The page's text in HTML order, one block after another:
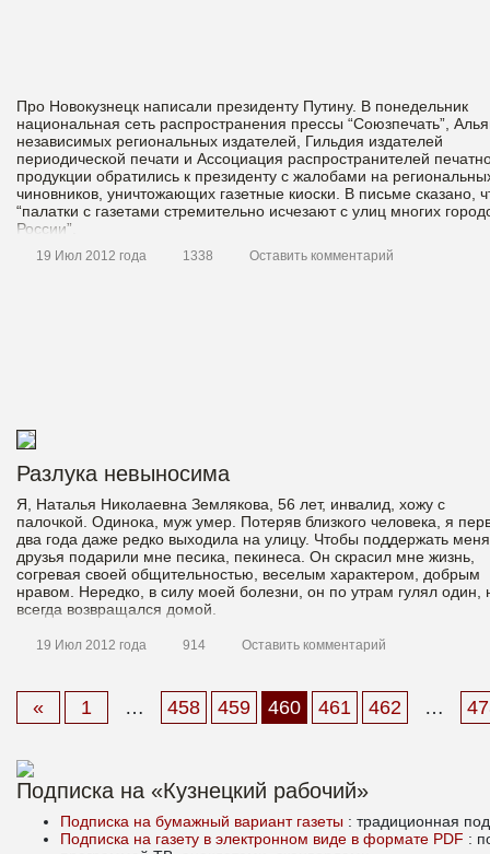
Про Новокузнецк написали президенту Путину. В понедельник
национальная сеть распространения прессы “Союзпечать”,
независимых региональных издателей, Гильдия издателей
периодической печати и Ассоциация распространителей
продукции обратились к президенту с жалобами на
чиновников, уничтожающих газетные киоски. В письме сказано,
“палатки с газетами стремительно исчезают с улиц многих
России”.
19 Июл 2012 года 1338 Оставить комментарий
Разлука невыносима
Я, Наталья Николаевна Землякова, 56 лет, инвалид, хожу с
палочкой. Одинока, муж умер. Потеряв близкого человека, я
два года даже редко выходила на улицу. Чтобы поддержать
друзья подарили мне песика, пекинеса. Он скрасил мне жизнь,
согревая своей общительностью, веселым характером, добрым
нравом. Нередко, в силу моей болезни, он по утрам гулял один,
всегда возвращался домой.
19 Июл 2012 года 914 Оставить комментарий
Материалы
« 1 … 458 459 460 461 462 …
Подписка на «Кузнецкий рабочий»
Подписка на бумажный вариант газеты : традиционная
Подписка на газету в электронном виде в формате PDF :